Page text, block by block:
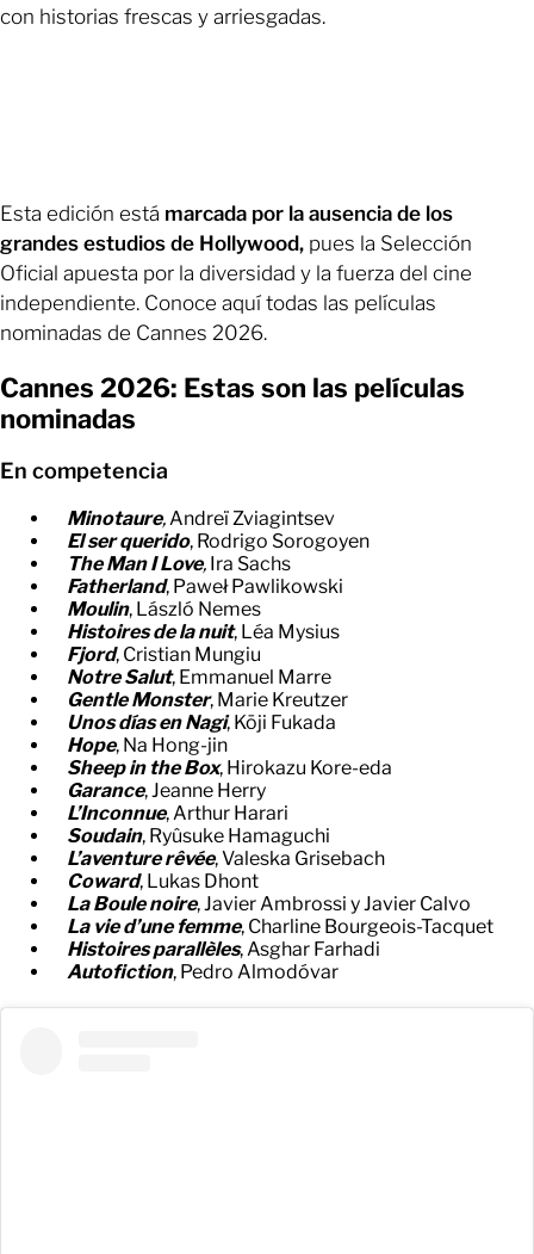
con historias frescas y arriesgadas.
Esta edición está marcada por la ausencia de los
grandes estudios de Hollywood, pues la Selección
Oficial apuesta por la diversidad y la fuerza del cine
independiente. Conoce aquí todas las películas
nominadas de Cannes 2026.
Cannes 2026: Estas son las películas
nominadas
En competencia
Minotaure,Andreï Zviagintsev
El ser querido, Rodrigo Sorogoyen
The Man I Love, Ira Sachs
Fatherland, Paweł Pawlikowski
Moulin, László Nemes
Histoires de la nuit, Léa Mysius
Fjord, Cristian Mungiu
Notre Salut, Emmanuel Marre
Gentle Monster, Marie Kreutzer
Unos días en Nagi, Kōji Fukada
Hope, Na Hong-jin
Sheep in the Box, Hirokazu Kore-eda
Garance, Jeanne Herry
L’Inconnue, Arthur Harari
Soudain, Ryûsuke Hamaguchi
L’aventure rêvée, Valeska Grisebach
Coward, Lukas Dhont
La Boule noire, Javier Ambrossi y Javier Calvo
La vie d’une femme, Charline Bourgeois-Tacquet
Histoires parallèles, Asghar Farhadi
Autofiction, Pedro Almodóvar